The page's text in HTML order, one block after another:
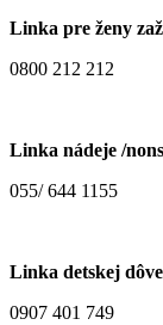
Linka pre ženy
0800 212 212
Linka nádeje /
055/ 644 1155
Linka detskej
0907 401 749